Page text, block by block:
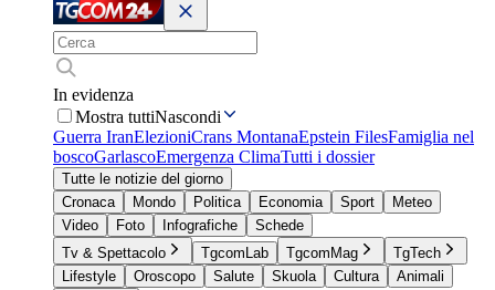
In evidenza
Mostra tuttiNascondi
Guerra IranElezioniCrans MontanaEpstein FilesFamiglia nel
boscoGarlascoEmergenza ClimaTutti i dossier
Tutte le notizie del giorno
Cronaca
Mondo Politica Economia Sport
Meteo
Video
Foto Infografiche
Schede
Tv & Spettacolo
TgcomLab TgcomMag
TgTech
Lifestyle
Oroscopo Salute Skuola Cultura
Animali